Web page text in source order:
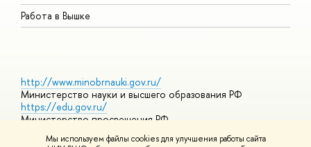
Мы используем файлы cookies для улучшения работы сайта
Работа в Вышке
http://www.minobrnauki.gov.ru/
Министерство науки и высшего образования РФ
https://edu.gov.ru/
Министерство просвещения РФ
Массовые открытые онлайн-курсы